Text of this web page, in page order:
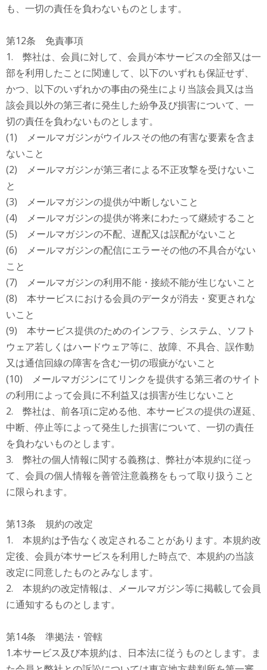
も、一切の責任を負わないものとします。
第12条 免責事項
1. 弊社は、会員に対して、会員が本サービスの全部又は一
部を利用したことに関連して、以下のいずれも保証せず、
かつ、以下のいずれかの事由の発生により当該会員又は当
該会員以外の第三者に発生した紛争及び損害について、一
切の責任を負わないものとします。
(1) メールマガジンがウイルスその他の有害な要素を含ま
ないこと
(2) メールマガジンが第三者による不正攻撃を受けないこ
と
(3) メールマガジンの提供が中断しないこと
(4) メールマガジンの提供が将来にわたって継続すること
(5) メールマガジンの不配、遅配又は誤配がないこと
(6) メールマガジンの配信にエラーその他の不具合がない
こと
(7) メールマガジンの利用不能・接続不能が生じないこと
(8) 本サービスにおける会員のデータが消去・変更されな
いこと
(9) 本サービス提供のためのインフラ、システム、ソフト
ウェア若しくはハードウェア等に、故障、不具合、誤作動
又は通信回線の障害を含む一切の瑕疵がないこと
(10) メールマガジンにてリンクを提供する第三者のサイト
の利用によって会員に不利益又は損害が生じないこと
2. 弊社は、前各項に定める他、本サービスの提供の遅延、
中断、停止等によって発生した損害について、一切の責任
を負わないものとします。
3. 弊社の個人情報に関する義務は、弊社が本規約に従っ
て、会員の個人情報を善管注意義務をもって取り扱うこと
に限られます。
第13条 規約の改定
1. 本規約は予告なく改定されることがあります。本規約改
定後、会員が本サービスを利用した時点で、本規約の当該
改定に同意したものとみなします。
2. 本規約の改定情報は、メールマガジン等に掲載して会員
に通知するものとします。
第14条 準拠法・管轄
1.本サービス及び本規約は、日本法に従うものとします。ま